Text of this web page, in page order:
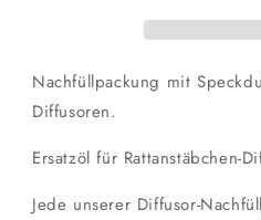
Nachfüllpackung mit
Diffusoren.
Ersatzöl für Rattanstäbchen-
Jede unserer Diffusor-